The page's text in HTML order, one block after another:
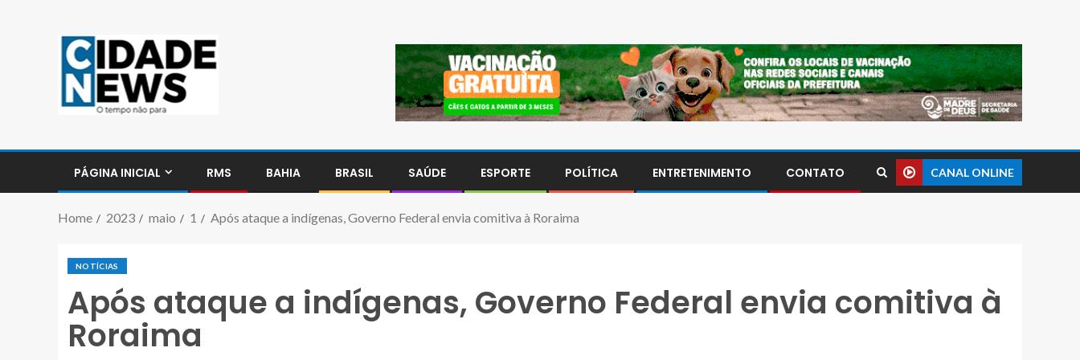
PÁGINA INICIAL RMS BAHIA BRASIL SAÚDE ESPORTE POLÍTICA ENTRETENIMENTO CONTATO CANAL ONLINE
Home 2023 maio 1 Após ataque a indígenas, Governo Federal envia comitiva à Roraima
NOTÍCIAS
Após ataque a indígenas, Governo Federal envia comitiva à
Roraima